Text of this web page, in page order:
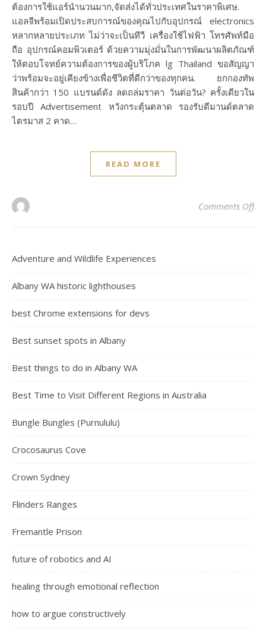
ต้องการใช้แอร์นำนวนมาก,จัดส่งได้ทั่วประเทศในราคาพิเศษ.
แอลจีพร้อมเปิดประสบการณ์ของคุณไปกับอุปกรณ์ electronics
หลากหลายประเภท ไม่ว่าจะเป็นทีวี เครื่องใช้ไฟฟ้า โทรศัพท์มือ
ถือ อุปกรณ์คอมพิวเตอร์ ด้วยความมุ่งมั่นในการพัฒนาผลิตภัณฑ์
ให้ตอบโจทย์ความต้องการของผู้บริโภค lg Thailand ขอสัญญา
ว่าพร้อมจะอยู่เคียงข้างเพื่อชีวิตที่ดีกว่าของทุกคน. ยกกองทัพ
สินค้ากว่า 150 แบรนด์ดัง ลดถล่มราคา วันต่อวัน? ครั้งเดียวใน
รอบปี Advertisement หวังกระตุ้นตลาด รองรับดีมานด์ตลาด
ไตรมาส 2 คาด…
READ MORE
Comments Offon
Adventure and Wildlife Experiences
Albany WA historic lighthouses
best Chrome extensions for devs
Best sunset spots in Albany
Best things to do in Albany WA
Best Time to Visit Different Regions in Australia
Bungle Bungles (Purnululu)
Crocosaurus Cove
Crown Sydney
Flinders Ranges
Fremantle Prison
future of robotics and AI
healing through emotional reflection
how to argue constructively